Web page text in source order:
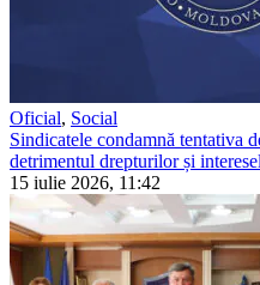
Oficial, Social
Sindicatele condamnă tentativa
detrimentul drepturilor și
15 iulie 2026, 11:42